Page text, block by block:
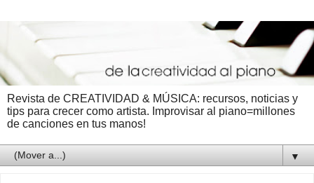
Revista de CREATIVIDAD & MÚSICA: recursos, noticias y
tips para crecer como artista. Improvisar al piano=millones
de canciones en tus manos!
▼